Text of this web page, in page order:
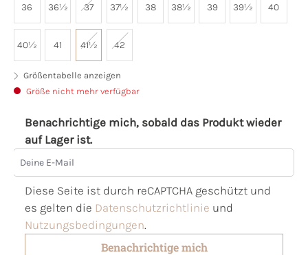
36 36½ 37 37½ 38 38½ 39 39½ 40
40½ 41 41½ 42
Größentabelle anzeigen
Größe nicht mehr verfügbar
Benachrichtige mich, sobald das Produkt wieder
auf Lager ist.
Deine E-Mail
Diese Seite ist durch reCAPTCHA geschützt und
es gelten die Datenschutzrichtlinie und
Nutzungsbedingungen.
Benachrichtige mich